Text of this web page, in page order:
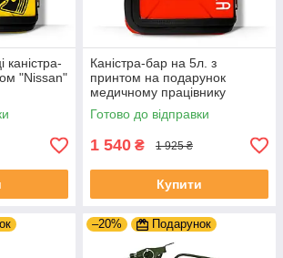
каністра-
"Nissan"
Каністра-бар на 5л. з
принтом на подарунок
медичному працівнику
"Аптечка для душі" Червоний
Готово до відправки
1 540 ₴ 1 925 ₴
Купити
–20% Подарунок